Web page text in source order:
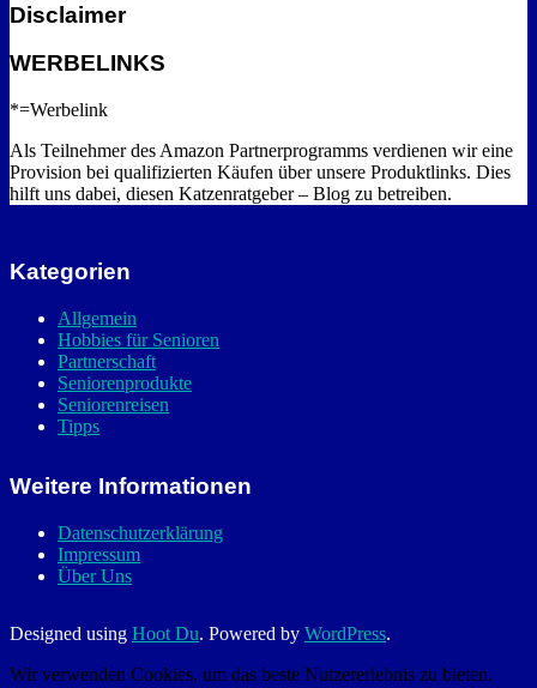
Disclaimer
WERBELINKS
*=Werbelink
Als Teilnehmer des Amazon Partnerprogramms verdienen wir eine
Provision bei qualifizierten Käufen über unsere Produktlinks. Dies
hilft uns dabei, diesen Katzenratgeber – Blog zu betreiben.
Kategorien
Allgemein
Hobbies für Senioren
Partnerschaft
Seniorenprodukte
Seniorenreisen
Tipps
Weitere Informationen
Datenschutzerklärung
Impressum
Über Uns
Designed using Hoot Du. Powered by WordPress.
Wir verwenden Cookies, um das beste Nutzererlebnis zu bieten.